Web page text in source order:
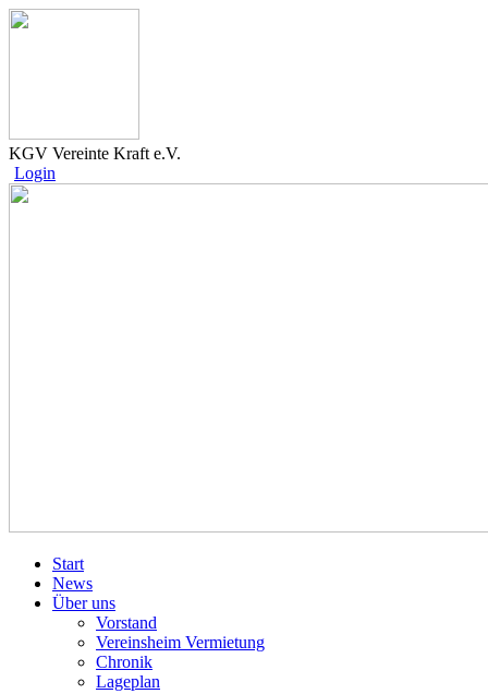
KGV Vereinte Kraft e.V.
Login
Start
News
Über uns
Vorstand
Vereinsheim Vermietung
Chronik
Lageplan